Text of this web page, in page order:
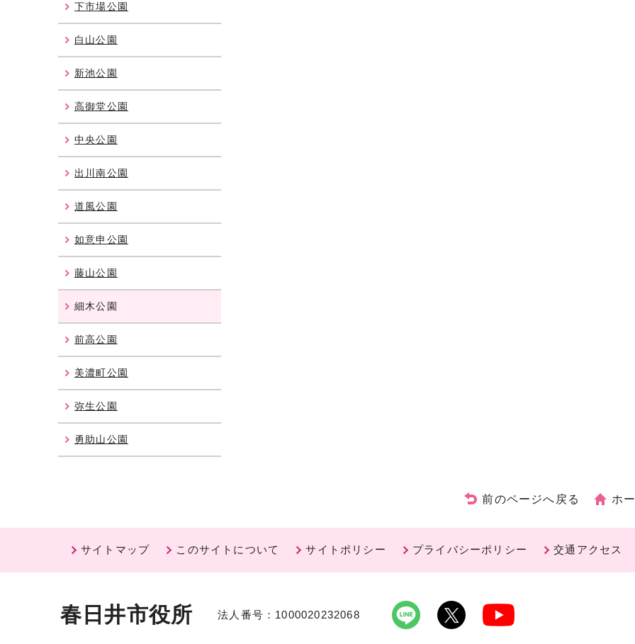
下市場公園
白山公園
新池公園
高御堂公園
中央公園
出川南公園
道風公園
如意申公園
藤山公園
細木公園
前高公園
美濃町公園
弥生公園
勇助山公園
前のページへ戻る ホ
サイトマップ このサイトについて サイトポリシー プライバシーポリシー 交通アクセス
春日井市役所 法人番号：1000020232068